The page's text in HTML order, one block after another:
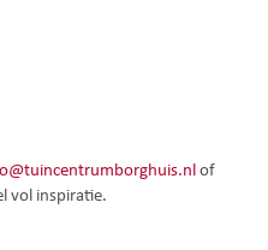
of
vol inspiratie.